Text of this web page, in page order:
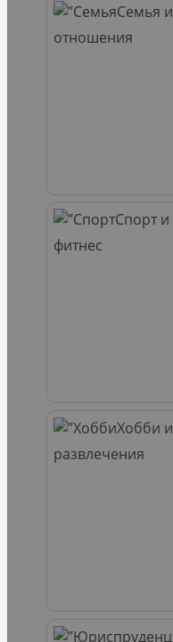
Семья и
отношения
Спорт и
фитнес
Хобби и
развлечения